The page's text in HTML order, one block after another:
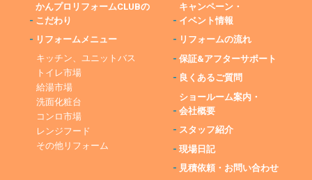
-
かんプロリフォームCLUBの
こだわり
- リフォームメニュー
キッチン、ユニットバス
トイレ市場
給湯市場
洗面化粧台
コンロ市場
レンジフード
その他リフォーム
-
キャンペーン・
イベント情報
- リフォームの流れ
-保証&アフターサポート
- 良くあるご質問
-
ショールーム案内・
会社概要
- スタッフ紹介
-現場日記
- 見積依頼・お問い合わせ